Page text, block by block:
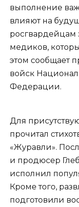
выполнение
влияют на
росгвардейцам
медиков,
этом сообщает
войск
Федерации.
Для
прочитал
«Журавли».
и продюсер
исполнил
Кроме того,
подготовили